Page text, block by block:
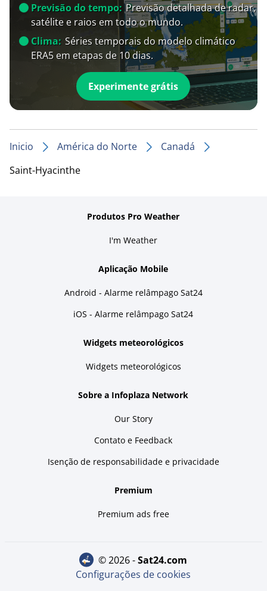
Previsão do tempo: Previsão detalhada de radar,
satélite e raios em todo o mundo.
Clima: Séries temporais do modelo climático
ERA5 em etapas de 10 dias.
Experimente grátis
Inicio América do Norte
Canadá
Saint-Hyacinthe
Produtos Pro Weather
I'm Weather
Aplicação Mobile
Android - Alarme relâmpago Sat24
iOS - Alarme relâmpago Sat24
Widgets meteorológicos
Widgets meteorológicos
Sobre a Infoplaza Network
Our Story
Contato e Feedback
Isenção de responsabilidade e privacidade
Premium
Premium ads free
© 2026 - sat24.com
Configurações de cookies